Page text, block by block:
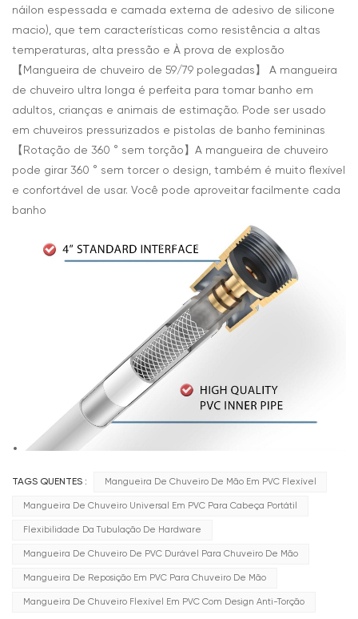
náilon espessada e camada externa de adesivo de silicone
macio), que tem características como resistência a altas
temperaturas, alta pressão e À prova de explosão
【Mangueira de chuveiro de 59/79 polegadas】 A mangueira
de chuveiro ultra longa é perfeita para tomar banho em
adultos, crianças e animais de estimação. Pode ser usado
em chuveiros pressurizados e pistolas de banho femininas
【Rotação de 360 ° sem torção】A mangueira de chuveiro
pode girar 360 ° sem torcer o design, também é muito flexível
e confortável de usar. Você pode aproveitar facilmente cada
banho
TAGS QUENTES : Mangueira De Chuveiro De Mão Em PVC Flexível
Mangueira De Chuveiro Universal Em PVC Para Cabeça Portátil
Flexibilidade Da Tubulação De Hardware
Mangueira De Chuveiro De PVC Durável Para Chuveiro De Mão
Mangueira De Reposição Em PVC Para Chuveiro De Mão
Mangueira De Chuveiro Flexível Em PVC Com Design Anti-Torção